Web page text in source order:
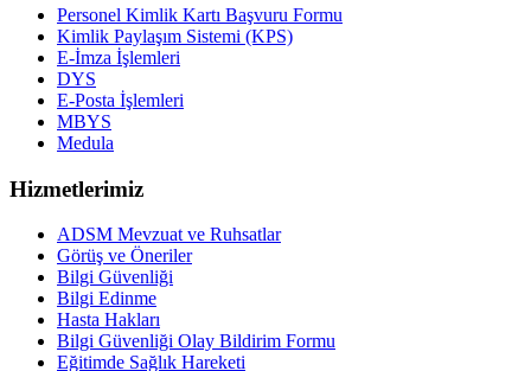
Personel Kimlik Kartı Başvuru Formu
Kimlik Paylaşım Sistemi (KPS)
E-İmza İşlemleri
DYS
E-Posta İşlemleri
MBYS
Medula
Hizmetlerimiz
ADSM Mevzuat ve Ruhsatlar
Görüş ve Öneriler
Bilgi Güvenliği
Bilgi Edinme
Hasta Hakları
Bilgi Güvenliği Olay Bildirim Formu
Eğitimde Sağlık Hareketi